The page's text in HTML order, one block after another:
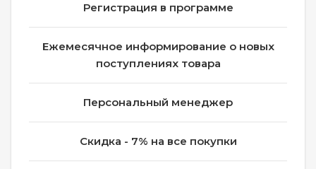
Регистрация в программе
Ежемесячное информирование о новых
поступлениях товара
Персональный менеджер
Скидка - 7% на все покупки